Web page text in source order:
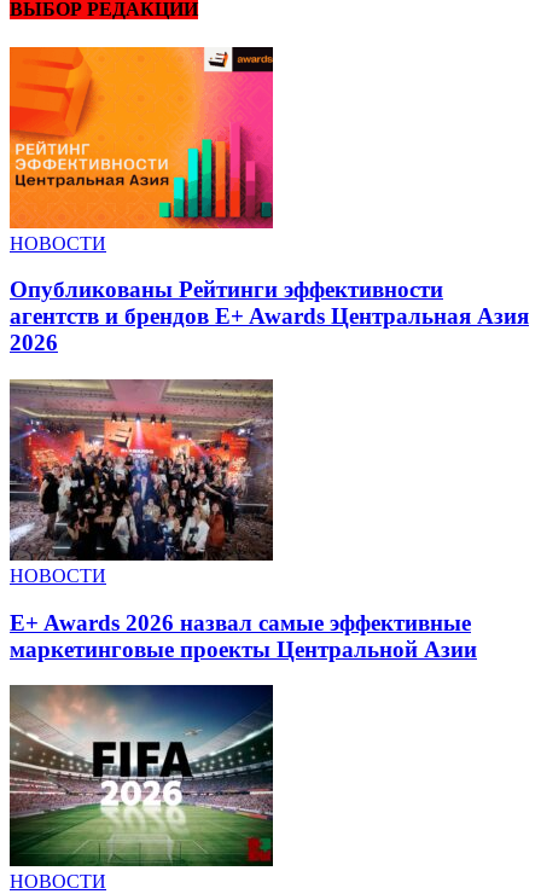
ВЫБОР РЕДАКЦИИ
НОВОСТИ
Опубликованы Рейтинги эффективности
агентств и брендов E+ Awards Центральная Азия
2026
НОВОСТИ
E+ Awards 2026 назвал самые эффективные
маркетинговые проекты Центральной Азии
НОВОСТИ